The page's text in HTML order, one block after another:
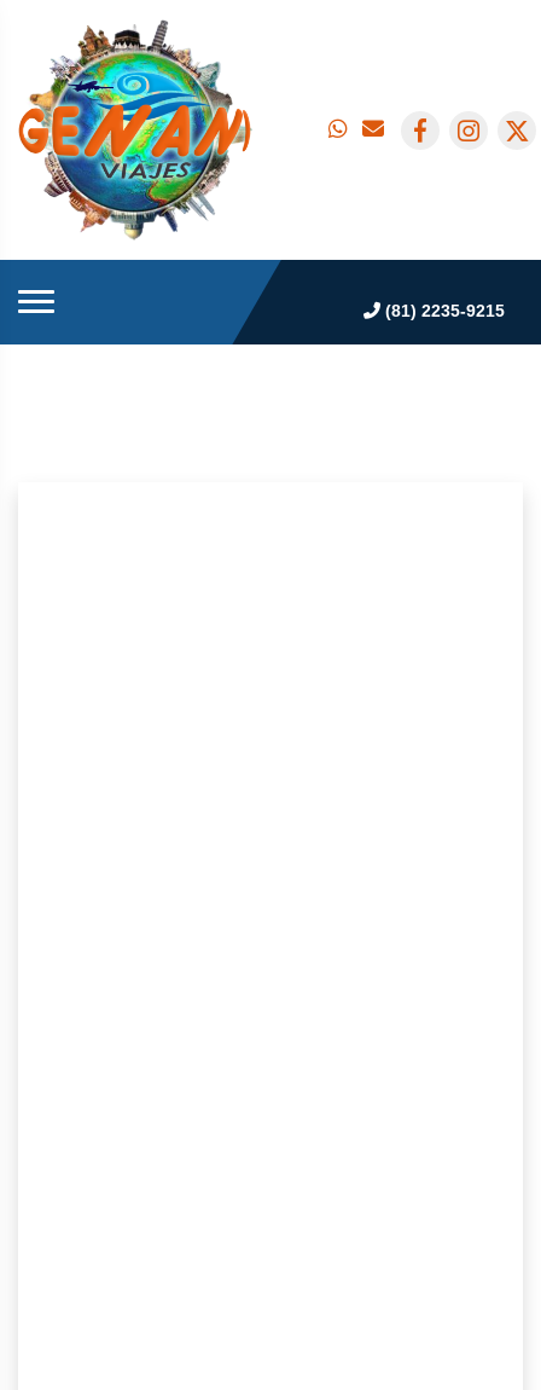
(81) 2235-9215